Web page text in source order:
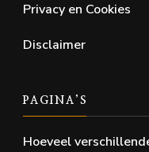
Privacy en Cookies
Disclaimer
PAGINA’S
Hoeveel